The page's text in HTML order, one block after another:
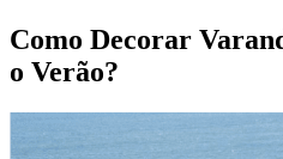
Como Decorar
o Verão?